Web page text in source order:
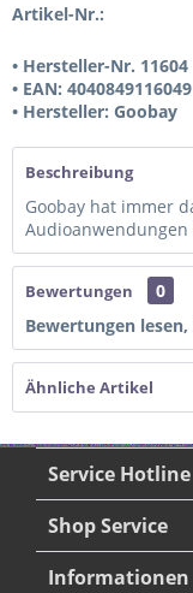
Artikel-Nr.:
• Hersteller-Nr. 11604
• EAN: 4040849116049
• Hersteller: Goobay
Beschreibung
Goobay hat immer
Audioanwendungen
Bewertungen
0
Bewertungen
Ähnliche Artikel
Service Hotline
Shop Service
Informationen